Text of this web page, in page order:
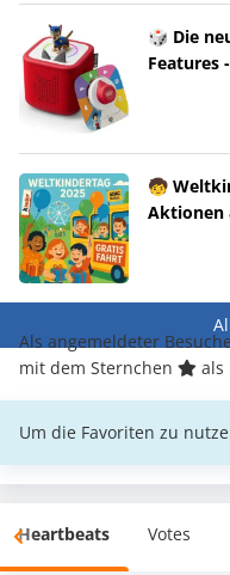
🎲 Die
Features
🧒
Aktionen
Als angemeldeter
mit dem Sternchen
als
Um die Favoriten zu
Heartbeats Votes